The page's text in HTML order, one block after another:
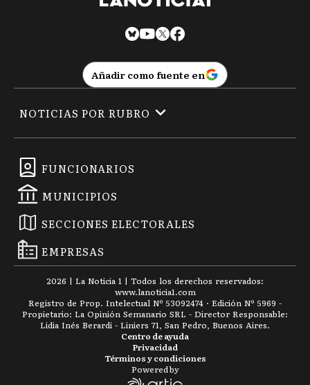
Añadir como fuente en
FUNCIONARIOS
MUNICIPIOS
SECCIONES ELECTORALES
EMPRESAS
NOTICIAS POR RUBRO
2026 | La Noticia 1 | Todos los derechos reservados:
www.lanoticia1.com
Registro de Prop. Intelectual Nº 53092474 · Edición Nº 5969 -
Propietario: La Opinión Semanario SRL - Director Responsable:
Lidia Inés Berardi - Liniers 71, San Pedro, Buenos Aires.
Términos y condiciones
Privacidad
Centro de ayuda
Powered by